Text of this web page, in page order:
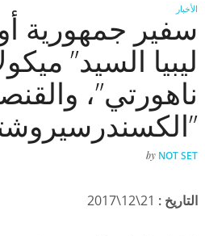
الأخبار
سفير جمهورية
ليبيا السيد”
ناهورتي”،
الكسندرسيروشتان”
by NOT SET
التاريخ :